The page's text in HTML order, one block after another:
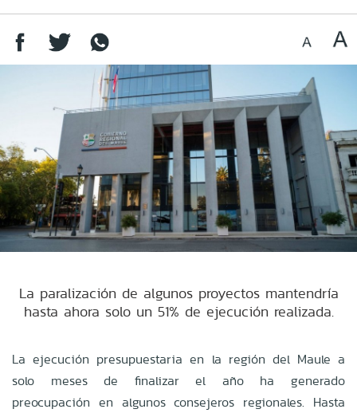
La paralización de algunos proyectos mantendría
hasta ahora solo un 51% de ejecución realizada.
La ejecución presupuestaria en la región del Maule a
solo meses de finalizar el año ha generado
preocupación en algunos consejeros regionales. Hasta